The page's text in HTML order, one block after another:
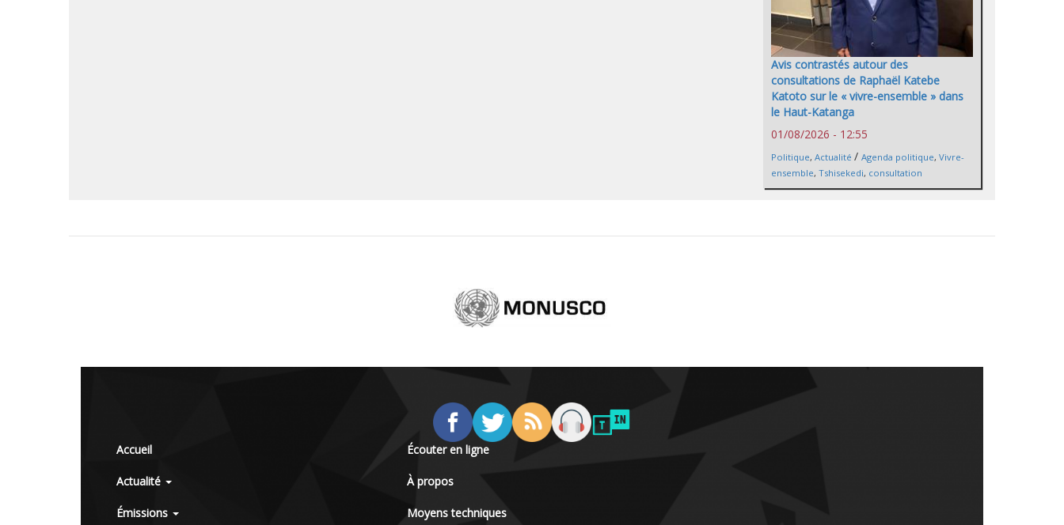
Avis contrastés autour des
consultations de Raphaël Katebe
Katoto sur le « vivre-ensemble » dans
le Haut-Katanga
01/08/2026 - 12:55
Politique, Actualité / Agenda politique, Vivre-
ensemble, Tshisekedi, consultation
Accueil
Actualité
Émissions
Écouter en ligne
À propos
Moyens techniques